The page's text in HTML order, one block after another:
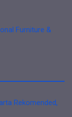
Furniture &
Rekomended,